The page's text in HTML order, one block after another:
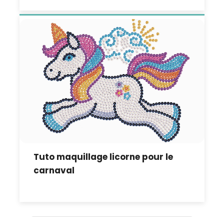
Tuto maquillage licorne pour le
carnaval